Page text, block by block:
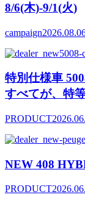
8/6(木)-9/1(火)
campaign
特別仕様車
すべてが、特等
PRODUCT
NEW 408
PRODUCT